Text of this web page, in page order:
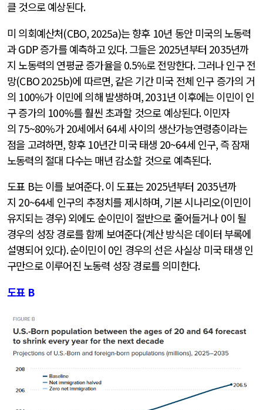
클 것으로 예상된다.
미 의회예산처(CBO, 2025a)는 향후 10년 동안 미국의 노동력
과GDP증가를 예측하고 있다.그들은 2025년부터 2035년까
지 노동력의 연평균 증가율을0.5%로 전망한다.그러나 인구 전
망(CBO 2025b)에 따르면, 같은 기간 미국 전체 인구 증가의 거
의 100%가 이민에 의해 발생하며, 2031년 이후에는 이민이 인
구 증가의 100%를 훨씬 초과할 것으로 예상된다.이민자
의 75~80%가20세에서 64세 사이의 생산가능연령층이라는
점을 고려하면, 향후 10년간 미국 태생 20~64세 인구,즉 잠재
노동력의 절대 다수는 매년 감소할 것으로 예측된다.
도표 B는 이를 보여준다.이 도표는2025년부터 2035년까
지 20~64세 인구의 추정치를 제시하며, 기본 시나리오(이민이
유지되는 경우) 외에도 순이민이 절반으로 줄어들거나 0이 될
경우의 성장 경로를 함께 보여준다(계산 방식은 데이터 부록에
설명되어 있다).순이민이 0인 경우의 선은 사실상 미국 태생 인
구만으로 이루어진 노동력 성장 경로를 의미한다.
도표 B